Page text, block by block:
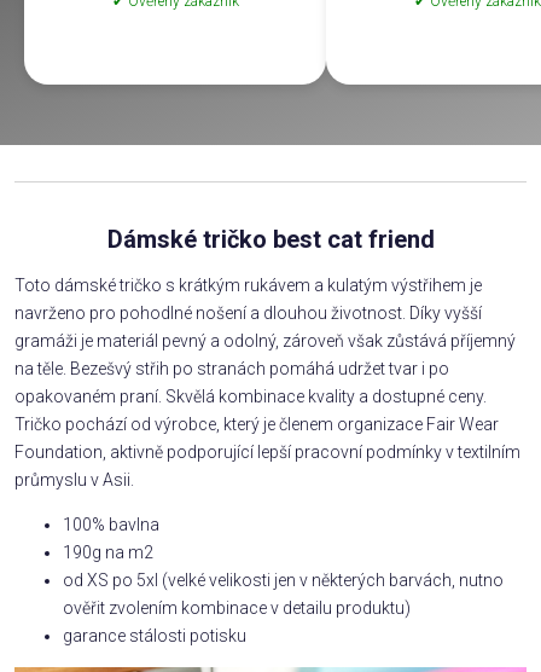
Dámské tričko best cat friend
Toto dámské tričko s krátkým rukávem a kulatým výstřihem je
navrženo pro pohodlné nošení a dlouhou životnost. Díky vyšší
gramáži je materiál pevný a odolný, zároveň však zůstává příjemný
na těle. Bezešvý střih po stranách pomáhá udržet tvar i po
opakovaném praní. Skvělá kombinace kvality a dostupné ceny.
Tričko pochází od výrobce, který je členem organizace Fair Wear
Foundation, aktivně podporující lepší pracovní podmínky v textilním
průmyslu v Asii.
100% bavlna
190g na m2
od XS po 5xl (velké velikosti jen v některých barvách, nutno
ověřit zvolením kombinace v detailu produktu)
garance stálosti potisku